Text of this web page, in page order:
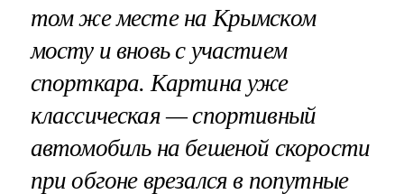
том же месте на Крымском
мосту и вновь с участием
спорткара. Картина уже
классическая — спортивный
автомобиль на бешеной скорости
при обгоне врезался в попутные